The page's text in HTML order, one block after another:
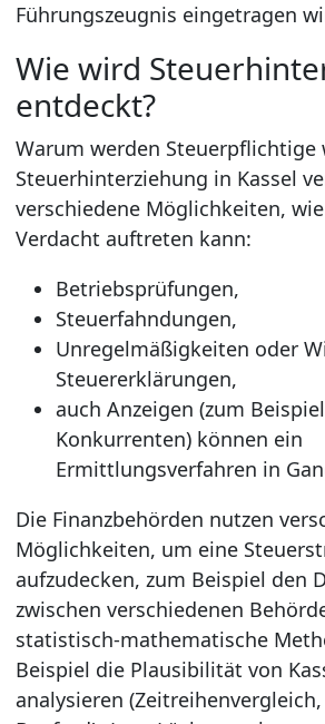
Führungszeugnis eingetragen
Wie wird
entdeckt?
Warum werden Steuerpflichtige
Steuerhinterziehung in Kassel
verschiedene Möglichkeiten,
Verdacht auftreten kann:
Betriebsprüfungen,
Steuerfahndungen,
Unregelmäßigkeiten oder
Steuererklärungen,
auch Anzeigen (zum
Konkurrenten) können ein
Ermittlungsverfahren in
Die Finanzbehörden nutzen
Möglichkeiten, um eine
aufzudecken, zum Beispiel den
zwischen verschiedenen
statistisch-mathematische
Beispiel die Plausibilität von
analysieren (Zeitreihenvergleich,